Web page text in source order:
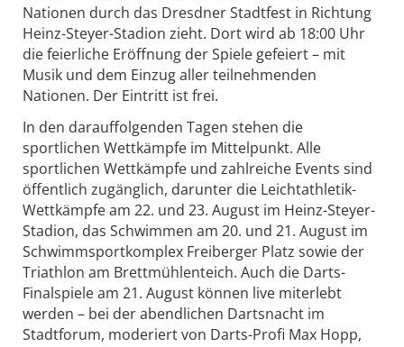
Nationen durch das Dresdner Stadtfest in Richtung
Heinz-Steyer-Stadion zieht. Dort wird ab 18:00 Uhr
die feierliche Eröffnung der Spiele gefeiert – mit
Musik und dem Einzug aller teilnehmenden
Nationen. Der Eintritt ist frei.
In den darauffolgenden Tagen stehen die
sportlichen Wettkämpfe im Mittelpunkt. Alle
sportlichen Wettkämpfe und zahlreiche Events sind
öffentlich zugänglich, darunter die Leichtathletik-
Wettkämpfe am 22. und 23. August im Heinz-Steyer-
Stadion, das Schwimmen am 20. und 21. August im
Schwimmsportkomplex Freiberger Platz sowie der
Triathlon am Brettmühlenteich. Auch die Darts-
Finalspiele am 21. August können live miterlebt
werden – bei der abendlichen Dartsnacht im
Stadtforum, moderiert von Darts-Profi Max Hopp,